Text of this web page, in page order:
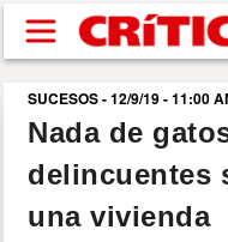
Pasar al contenido
buscar
SUCESOS
SUCESOS - 12/9/19 - 11:00
Nada de
delincuentes
una vivienda